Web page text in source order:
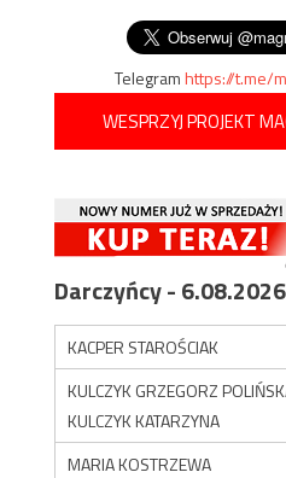
Telegramhttps://t.me/
WESPRZYJ PROJEKT
Darczyńcy - 6.08.2026
KACPER STAROŚCIAK
KULCZYK GRZEGORZ
KULCZYK KATARZYNA
MARIA KOSTRZEWA